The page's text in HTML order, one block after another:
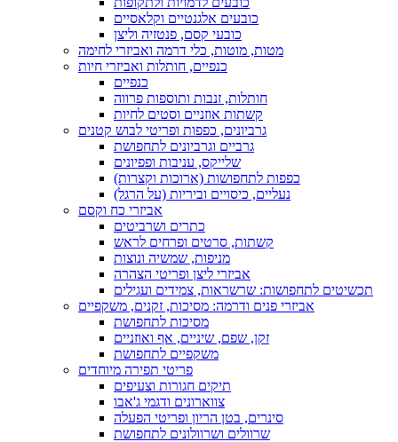
כובעים אלגנטיים וקלאסיים
כובעי קסם, פנטזיה וליצן
מטות, מוטות, כלי דרמה ואביזרי לחימה
כנפיים, חותלות ואביזרי חיות
כנפיים
חותלות, זנבות ותוספות פרווה
קשתות אוזניים וסטים לחיות
גרביונים, כפפות ופריטי לבוש קטנים
גרביים וגרביונים לתחפושת
שלייקס, עניבות ופפיונים
כפפות לתחפושות (ארוכות וקצרות)
נעליים, כיסויים וביריות (על הרגל)
אביזרי כח וקסם
כתרים ושרביטים
קשתות, סרטים ופרחים לראש
מניפות, שמשיה ונוצות
אביזרי ליצן ופריטי הצהרה
תכשיטים לתחפושות: שרשראות, צמידים ועגילים
אביזרי פנים ודרמה: מסיכות, זקנים, משקפיים
מסיכות לתחפושת
זקן, שפם, שיניים, אף ואוזניים
משקפיים לתחפושת
פריטי תפירה מיוחדים
תיקים חגורות וצעיפים
צווארונים ודגמי ג'אבו
סינרים, בטן הריון ופריטי הפעלה
שרוולים ושרוולונים לתחפושת